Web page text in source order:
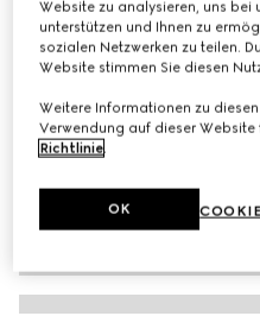
Website zu analysieren, uns bei
unterstützen und Ihnen zu
sozialen Netzwerken zu teilen.
Website stimmen Sie diesen
Weitere Informationen zu
Verwendung auf dieser Website
Richtlinie.
OK